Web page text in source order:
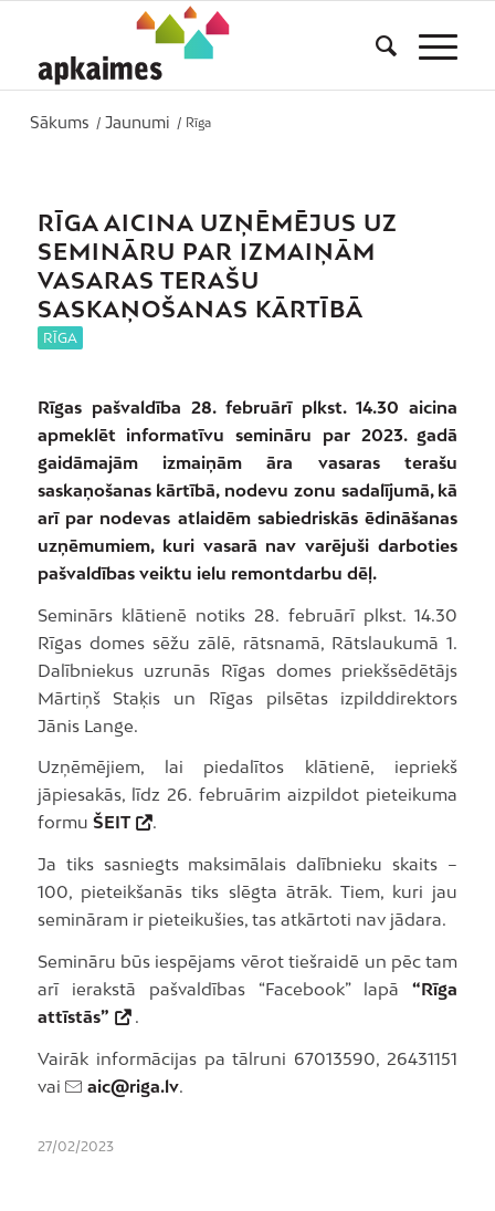
Sākums / Jaunumi / Rīga
RĪGA AICINA UZŅĒMĒJUS UZ
SEMINĀRU PAR IZMAIŅĀM
VASARAS TERAŠU
SASKAŅOŠANAS KĀRTĪBĀ
RĪGA
Rīgas pašvaldība 28. februārī plkst. 14.30 aicina
apmeklēt informatīvu semināru par 2023. gadā
gaidāmajām izmaiņām āra vasaras terašu
saskaņošanas kārtībā, nodevu zonu sadalījumā, kā
arī par nodevas atlaidēm sabiedriskās ēdināšanas
uzņēmumiem, kuri vasarā nav varējuši darboties
pašvaldības veiktu ielu remontdarbu dēļ.
Seminārs klātienē notiks 28. februārī plkst. 14.30
Rīgas domes sēžu zālē, rātsnamā, Rātslaukumā 1.
Dalībniekus uzrunās Rīgas domes priekšsēdētājs
Mārtiņš Staķis un Rīgas pilsētas izpilddirektors
Jānis Lange.
Uzņēmējiem, lai piedalītos klātienē, iepriekš
jāpiesakās, līdz 26. februārim aizpildot pieteikuma
formu ŠEIT .
Ja tiks sasniegts maksimālais dalībnieku skaits –
100, pieteikšanās tiks slēgta ātrāk. Tiem, kuri jau
semināram ir pieteikušies, tas atkārtoti nav jādara.
Semināru būs iespējams vērot tiešraidē un pēc tam
arī ierakstā pašvaldības “Facebook” lapā“Rīga
attīstās”
.
Vairāk informācijas pa tālruni 67013590, 26431151
vai
aic@riga.lv.
27/02/2023